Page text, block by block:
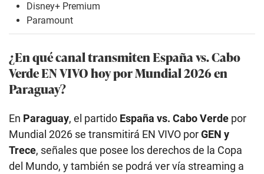
Disney+ Premium
Paramount
¿En qué canal transmiten España vs. Cabo
Verde EN VIVO hoy por Mundial 2026 en
Paraguay?
En Paraguay, el partido España vs. Cabo Verde por
Mundial 2026 se transmitirá EN VIVO porGEN y
Trece, señales que posee los derechos de la Copa
del Mundo, y también se podrá ver vía streaming a